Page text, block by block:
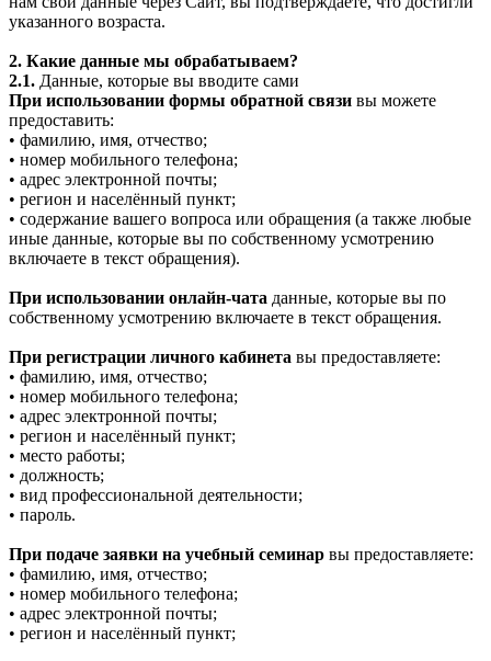
указанного возраста.
2. Какие данные мы обрабатываем?
2.1. Данные, которые вы вводите сами
При использовании формы обратной связи вы можете
предоставить:
• фамилию, имя, отчество;
• номер мобильного телефона;
• адрес электронной почты;
• регион и населённый пункт;
• содержание вашего вопроса или обращения (а также любые
иные данные, которые вы по собственному усмотрению
включаете в текст обращения).
При использовании онлайн-чата данные, которые вы по
собственному усмотрению включаете в текст обращения.
При регистрации личного кабинета вы предоставляете:
• фамилию, имя, отчество;
• номер мобильного телефона;
• адрес электронной почты;
• регион и населённый пункт;
• место работы;
• должность;
• вид профессиональной деятельности;
• пароль.
При подаче заявки на учебный семинар вы предоставляете:
• фамилию, имя, отчество;
• номер мобильного телефона;
• адрес электронной почты;
• регион и населённый пункт;